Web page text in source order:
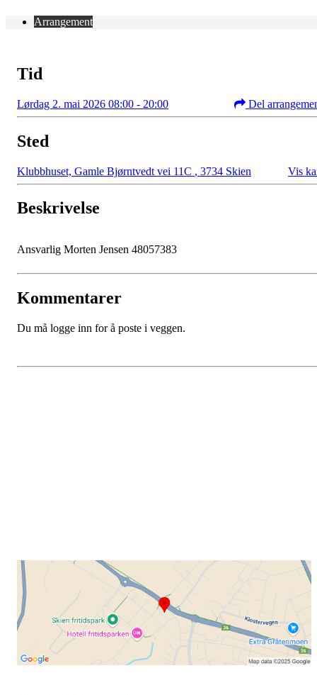
Arrangement
Tid
Lørdag 2. mai 2026 08:00 - 20:00 Del
Sted
Klubbhuset, Gamle Bjørntvedt vei 11C , 3734 Skien Vis
Beskrivelse
Ansvarlig Morten Jensen 48057383
Kommentarer
Du må logge inn for å poste i veggen.